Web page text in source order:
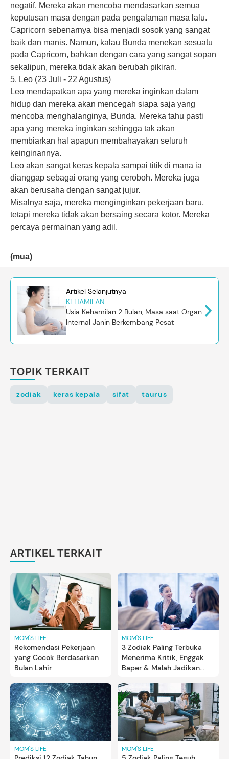
negatif. Mereka akan mencoba mendasarkan semua
keputusan masa dengan pada pengalaman masa lalu.
Capricorn sebenarnya bisa menjadi sosok yang sangat
baik dan manis. Namun, kalau Bunda menekan sesuatu
pada Capricorn, bahkan dengan cara yang sangat sopan
sekalipun, mereka tidak akan berubah pikiran.
5. Leo (23 Juli - 22 Agustus)
Leo mendapatkan apa yang mereka inginkan dalam
hidup dan mereka akan mencegah siapa saja yang
mencoba menghalanginya, Bunda. Mereka tahu pasti
apa yang mereka inginkan sehingga tak akan
membiarkan hal apapun membahayakan seluruh
keinginannya.
Leo akan sangat keras kepala sampai titik di mana ia
dianggap sebagai orang yang ceroboh. Mereka juga
akan berusaha dengan sangat jujur.
Misalnya saja, mereka menginginkan pekerjaan baru,
tetapi mereka tidak akan bersaing secara kotor. Mereka
percaya permainan yang adil.
(mua)
Artikel Selanjutnya
KEHAMILAN
Usia Kehamilan 2 Bulan, Masa saat Organ
Internal Janin Berkembang Pesat
TOPIK TERKAIT
zodiak keras kepala sifat taurus
ARTIKEL TERKAIT
MOM'S LIFE
Rekomendasi Pekerjaan
yang Cocok Berdasarkan
Bulan Lahir
MOM'S LIFE
3 Zodiak Paling Terbuka
Menerima Kritik, Enggak
Baper & Malah Jadikan
MOM'S LIFE MOM'S LIFE